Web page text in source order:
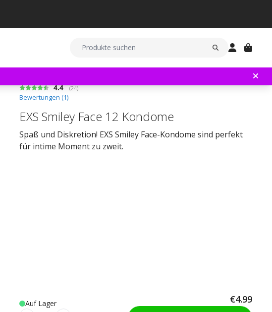
Durchschnittliche Bewertung:
4.4 (abgegebene bewertungen:
24)
Bewertungen (1)
EXS Smiley Face 12 Kondome
Spaß und Diskretion! EXS Smiley Face-Kondome sind perfekt
für intime Moment zu zweit.
Auf Lager €4.99